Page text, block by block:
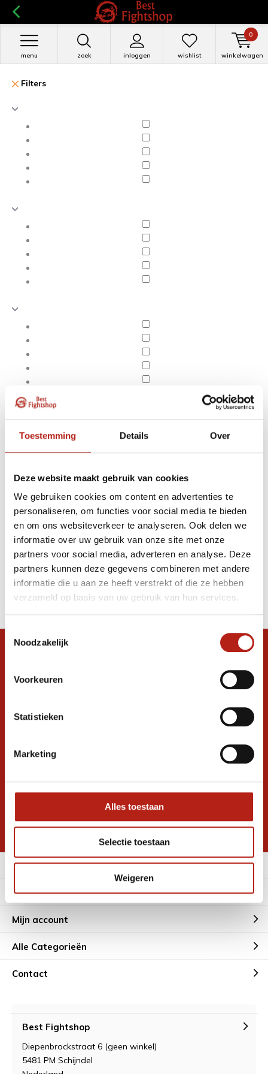
Toestemming Details Over
Deze website maakt gebruik van cookies
We gebruiken cookies om content en advertenties te
personaliseren, om functies voor social media te bieden
en om ons websiteverkeer te analyseren. Ook delen we
informatie over uw gebruik van onze site met onze
partners voor social media, adverteren en analyse. Deze
partners kunnen deze gegevens combineren met andere
informatie die u aan ze heeft verstrekt of die ze hebben
verzameld op basis van uw gebruik van hun services.
Toestemmingsselectie
Noodzakelijk
Voorkeuren
Statistieken
Marketing
Alles toestaan
Selectie toestaan
Weigeren
zoek inloggen
menu wishlist winkelwagen
0
Filters
Apply filters
Producten getagd met
Axis V2
scheenbeschermers zwart/zwart
Producten
Filter
Stel je vraag in de chat, en we helpen je
graag verder. 24/7
Volg ons
promoties
* Lees hier de wettelijke beperkingen
Meer informatie
Klantenservice
Mijn account
Alle Categorieën
Contact
Best Fightshop
Diepenbrockstraat 6 (geen winkel)
5481 PM Schijndel